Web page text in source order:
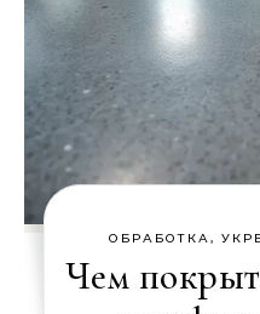
ОБРАБОТКА,
Чем